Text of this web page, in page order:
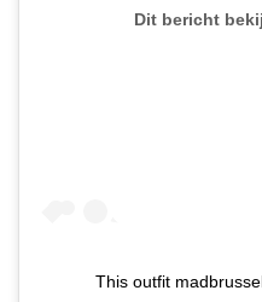
Dit bericht
This outfit